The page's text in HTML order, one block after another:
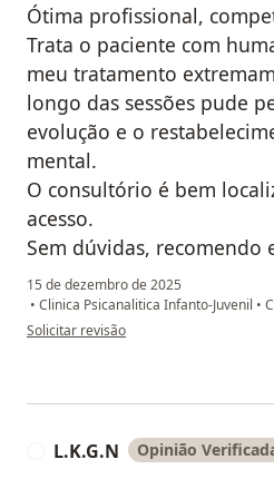
Ótima profissional,
Trata o paciente com
meu tratamento
longo das sessões pude
evolução e o
mental.
O consultório é bem
acesso.
Sem dúvidas, recomendo
15 de dezembro de 2025
• Clinica Psicanalitica Infanto-Juvenil •
na opinião do utilizador E. M.
Solicitar revisão
L.K.G.N Opinião